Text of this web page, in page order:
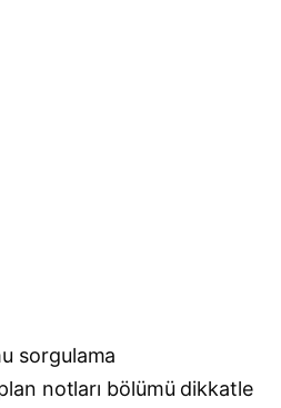
sorgulama
notları bölümü dikkatle